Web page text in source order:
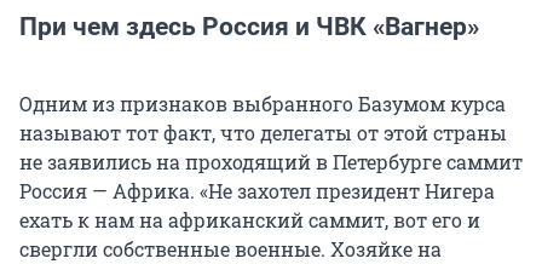
При чем здесь Россия и ЧВК «Вагнер»
Одним из признаков выбранного Базумом курса
называют тот факт, что делегаты от этой страны
не заявились на проходящий в Петербурге саммит
Россия — Африка. «Не захотел президент Нигера
ехать к нам на африканский саммит, вот его и
свергли собственные военные. Хозяйке на